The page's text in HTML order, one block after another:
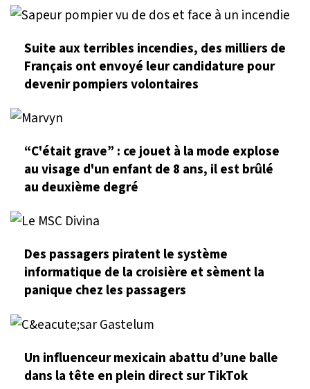
Suite aux terribles incendies, des milliers de
Français ont envoyé leur candidature pour
devenir pompiers volontaires
“C'était grave” : ce jouet à la mode explose
au visage d'un enfant de 8 ans, il est brûlé
au deuxième degré
Des passagers piratent le système
informatique de la croisière et sèment la
panique chez les passagers
Un influenceur mexicain abattu d’une balle
dans la tête en plein direct sur TikTok